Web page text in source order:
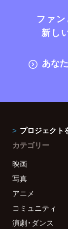
ファ
新し
あな
プロジェクト
カテゴリー
映画
写真
アニメ
コミュニティ
演劇・ダンス